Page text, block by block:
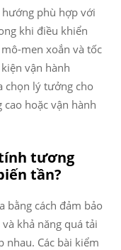
phù hợp với
khi điều khiển
men xoắn và tốc
vận hành
chọn lý tưởng cho
cao hoặc vận hành
tương
tần?
bằng cách đảm bảo
khả năng quá tải
nhau. Các bài kiểm